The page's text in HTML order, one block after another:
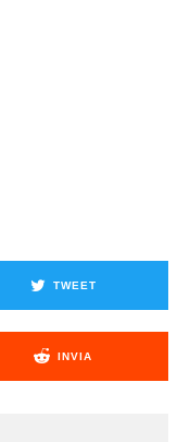
TWEET
INVIA